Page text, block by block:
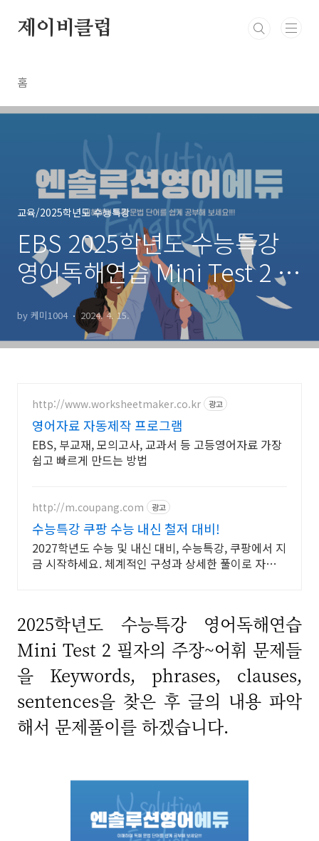
제이비클럽
홈
교육/2025학년도 수능특강
EBS 2025학년도 수능특강
영어독해연습 Mini Test 2 필
자의 주장~어휘
by 케미1004 2024. 4. 15.
http://www.worksheetmaker.co.kr 광고
영어자료 자동제작 프로그램
EBS, 부교재, 모의고사, 교과서 등 고등영어자료 가장
쉽고 빠르게 만드는 방법
http://m.coupang.com 광고
수능특강 쿠팡 수능 내신 철저 대비!
2027학년도 수능 및 내신 대비, 수능특강, 쿠팡에서 지
금 시작하세요. 체계적인 구성과 상세한 풀이로 자기주
2025학년도 수능특강 영어독해연습
Mini Test 2 필자의 주장~어휘 문제들
을 Keywords, phrases, clauses,
sentences을 찾은 후 글의 내용 파악
해서 문제풀이를 하겠습니다.